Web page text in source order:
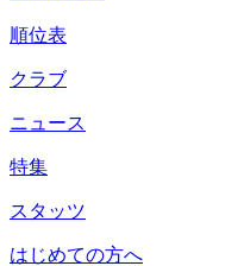
順位表
クラブ
ニュース
特集
スタッツ
はじめての方へ